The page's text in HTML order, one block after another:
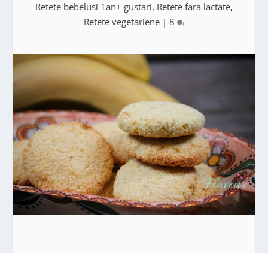
Retete bebelusi 1an+ gustari, Retete fara lactate,
Retete vegetariene | 8